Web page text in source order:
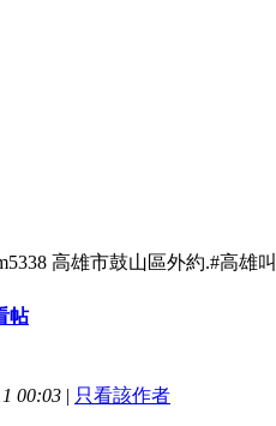
高雄市鼓山區外約.#高雄
帖
00:03 | 只看該作者